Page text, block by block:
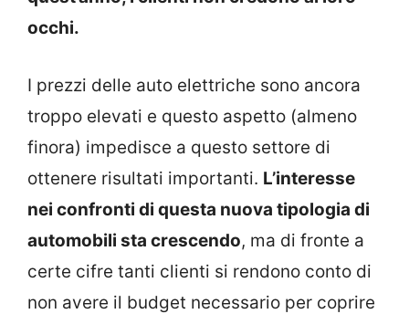
occhi.
I prezzi delle auto elettriche sono ancora
troppo elevati e questo aspetto (almeno
finora) impedisce a questo settore di
ottenere risultati importanti. L’interesse
nei confronti di questa nuova tipologia di
automobili sta crescendo, ma di fronte a
certe cifre tanti clienti si rendono conto di
non avere il budget necessario per coprire